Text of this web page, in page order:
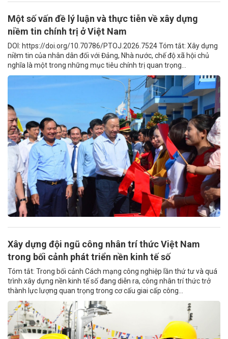
Một số vấn đề lý luận và thực tiễn về xây dựng
niềm tin chính trị ở Việt Nam
DOI: https://doi.org/10.70786/PTOJ.2026.7524 Tóm tắt: Xây dựng
niềm tin của nhân dân đối với Đảng, Nhà nước, chế độ xã hội chủ
nghĩa là một trong những mục tiêu chính trị quan trọng...
Xây dựng đội ngũ công nhân trí thức Việt Nam
trong bối cảnh phát triển nền kinh tế số
Tóm tắt: Trong bối cảnh Cách mạng công nghiệp lần thứ tư và quá
trình xây dựng nền kinh tế số đang diễn ra, công nhân trí thức trở
thành lực lượng quan trọng trong cơ cấu giai cấp công...